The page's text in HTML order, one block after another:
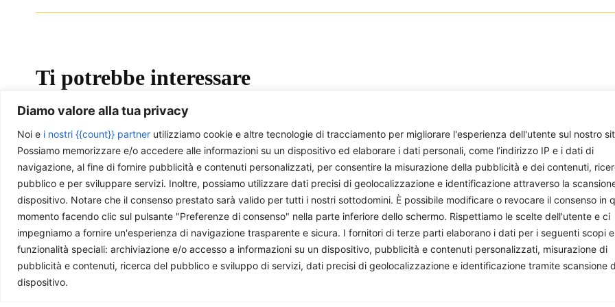
Diamo valore alla tua privacy
Noi e i nostri {{count}} partner utilizziamo cookie e altre tecnologie di tracciamento per migliorare l'esperienza dell'utente sul nostro
Possiamo memorizzare e/o accedere alle informazioni su un dispositivo ed elaborare i dati personali, come l’indirizzo IP e i dati di
navigazione, al fine di fornire pubblicità e contenuti personalizzati, per consentire la misurazione della pubblicità e dei contenuti,
pubblico e per sviluppare servizi. Inoltre, possiamo utilizzare dati precisi di geolocalizzazione e identificazione attraverso la
dispositivo. Notare che il consenso prestato sarà valido per tutti i nostri sottodomini. È possibile modificare o revocare il consenso in
momento facendo clic sul pulsante "Preferenze di consenso" nella parte inferiore dello schermo. Rispettiamo le scelte dell'utente e ci
impegniamo a fornire un'esperienza di navigazione trasparente e sicura. I fornitori di terze parti elaborano i dati per i seguenti scopi e
funzionalità speciali: archiviazione e/o accesso a informazioni su un dispositivo, pubblicità e contenuti personalizzati, misurazione di
pubblicità e contenuti, ricerca del pubblico e sviluppo di servizi, dati precisi di geolocalizzazione e identificazione tramite scansione
dispositivo.
Ti potrebbe interessare
La Serbia protesta, ma resta molto
lontana dalla democrazia
Christian Eccher - 29 Giugno 2026
Tra Bruxelles e Belgrado: Il Rapporto
UE 2025 e la Condizionalità politica
come leva per le proteste in Serbia
La morte di Kirk e il vortice
violenza politica statunitense
Redazione - 14 Settembre 2025